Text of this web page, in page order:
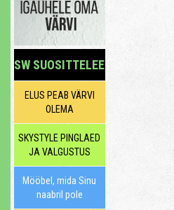
SW SUOSITTELEE
ELUS PEAB VÄRVI
OLEMA
SKYSTYLE PINGLAED
JA VALGUSTUS
Mööbel, mida Sinu
naabril pole